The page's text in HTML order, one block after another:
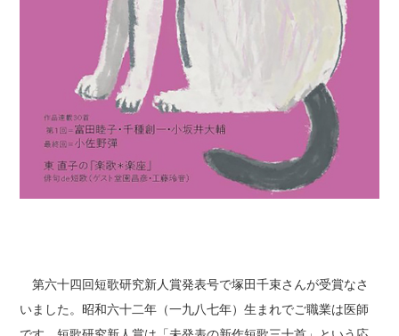
第六十四回短歌研究新人賞発表号で塚田千束さんが受賞なさ
いました。昭和六十二年（一九八七年）生まれでご職業は医師